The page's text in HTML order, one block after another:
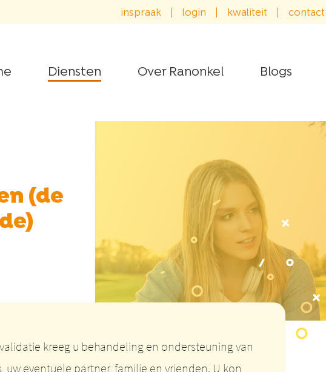
inspraak login kwaliteit contact
Diensten Over Ranonkel Blogs
(de
kreeg u behandeling en ondersteuning van
uw eventuele partner, familie en vrienden. U kon